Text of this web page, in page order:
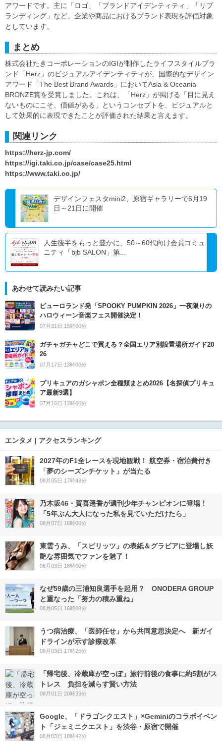
アワードです。主に「ロゴ」「ブランドアイデンティティ」「リブ
ランディング」など、企業や商品におけるブランド表現を評価対象
としています。
まとめ
株式会社たきコーポレーションのIGIが制作したライフスタイルブラ
ンド「Herz」のビジュアルアイデンティティが、国際的なデザイン
アワード「The Best Brand Awards」においてAsia & Oceania
BRONZE賞を受賞しました。これは、「Herz」が掲げる「目に見え
ないものにこそ、価値がある」というコンセプトを、ビジュアルと
して効果的に表現できたことが評価された結果と言えます。
関連リンク
https://herz-jp.com/
https://igi.taki.co.jp/case/case25.html
https://www.taki.co.jp/
デザインフェスタmini2、原宿ギャラリーで6月19
日～21日に開催
人生後半をもっと豊かに、50～60代向け会員コミュ
ニティ「bjb SALON」第...
あわせて読みたい記事
ピューロランド発「SPOOKY PUMPKIN 2026」一夜限りの
ハロウィーン音楽フェス開催決定！
07月31日 15時00分
ガチャガチャどこで買える？全国エリア別設置場所ガイド20
26
07月17日 13時00分
プリキュアのガシャポン全種類まとめ2026【名探偵プリキュ
ア最新9選】
07月16日 13時00分
エンタメ | アクセスランキング
2027年のF1全レースを現地観戦！ 航空券・宿泊費付き
「夢のシーズンチケット」が当たる
08月05日 17時48分
乃木坂46・賀喜遥香が週刊少年チャンピオンに登場！
「5年ぶん大人になった私を見ていただけたら」
08月07日 18時00分
東雲うみ、「スピリッツ」の表紙＆グラビアに登場し妖
艶な雰囲気でファンを魅了！
08月03日 18時00分
なぜ59歳の三浦知良選手を起用？ ONODERA GROUP
と重なった「努力の積み重ね」
08月05日 16時00分
うつ病治療、「医師任せ」から共同意思決定へ 新ガイ
ドラインが示す診療改革
08月03日 17時25分
「帰宅後、冷蔵庫が空っぽ」旅行前後の食事に約5割がス
トレス 負担を減らす賢い方法
08月01日 20時33分
Google、「ドラゴンクエスト」×Geminiのコラボイベン
ト「ジェミニクエスト」を渋谷・原宿で開催
08月03日 18時42分